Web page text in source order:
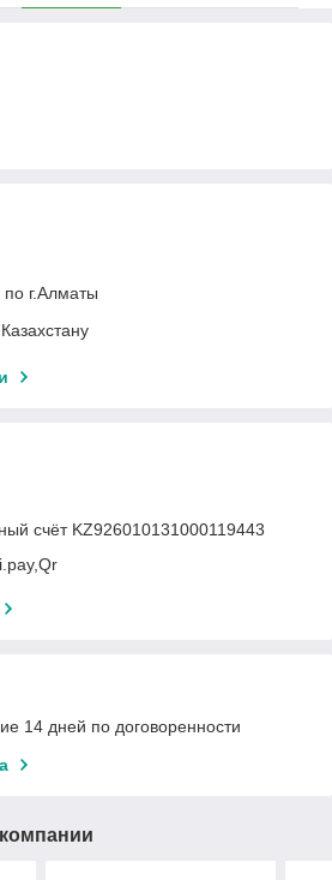
по г.Алматы
счёт KZ926010131000119443
14 дней по договоренности